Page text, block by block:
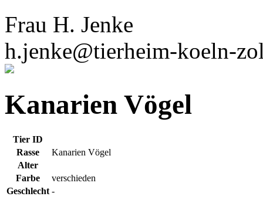
Frau H. Jenke
h.jenke@tierheim-koeln-
Kanarien Vögel
Tier ID
Rasse
Kanarien Vögel
Alter
Farbe
verschieden
Geschlecht -